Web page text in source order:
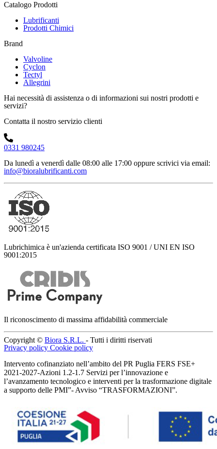
Catalogo Prodotti
Lubrificanti
Prodotti Chimici
Brand
Valvoline
Cyclon
Tectyl
Allegrini
Hai necessità di assistenza o di informazioni sui nostri prodotti e
servizi?
Contatta il nostro servizio clienti
0331 980245
Da lunedì a venerdì dalle 08:00 alle 17:00 oppure scrivici via email:
info@bioralubrificanti.com
Lubrichimica è un'azienda certificata ISO 9001 / UNI EN ISO
9001:2015
Il riconoscimento di massima affidabilità commerciale
Copyright © Biora S.R.L. - Tutti i diritti riservati
Privacy policy Cookie policy
Intervento cofinanziato nell’ambito del PR Puglia FERS FSE+
2021-2027-Azioni 1.2-1.7 Servizi per l’innovazione e
l’avanzamento tecnologico e interventi per la trasformazione digitale
a supporto delle PMI”- Avviso “TRASFORMAZIONI”.